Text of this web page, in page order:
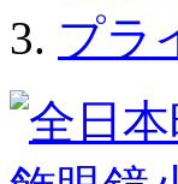
プラ